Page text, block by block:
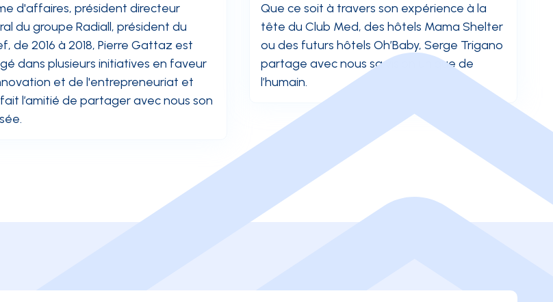
d'affaires, président directeur
du groupe Radiall, président du
de 2016 à 2018, Pierre Gattaz est
dans plusieurs initiatives en faveur
et de l'entrepreneuriat et
l’amitié de partager avec nous son
Que ce soit à travers son expérience à la
tête du Club Med, des hôtels Mama Shelter
ou des futurs hôtels Oh’Baby, Serge Trigano
partage avec nous sa vision unique de
l’humain.